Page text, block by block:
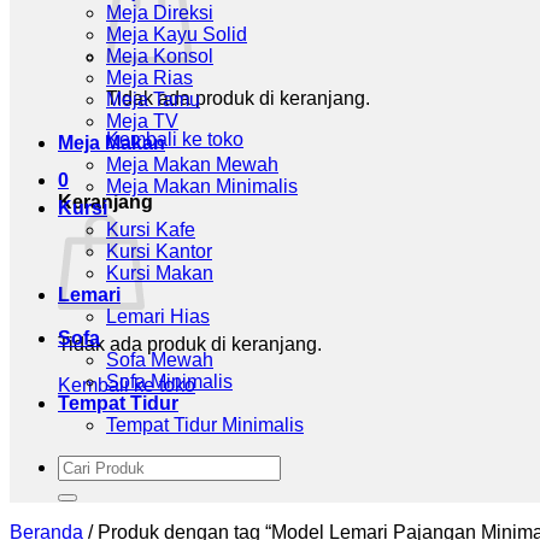
Tidak ada produk di keranjang.
Kembali ke toko
0
Keranjang
Tidak ada produk di keranjang.
Kembali ke toko
Meja Direksi
Meja Kayu Solid
Meja Konsol
Meja Rias
Meja Tamu
Meja TV
Meja Makan
Meja Makan Mewah
Meja Makan Minimalis
Kursi
Kursi Kafe
Kursi Kantor
Kursi Makan
Lemari
Lemari Hias
Sofa
Sofa Mewah
Sofa Minimalis
Tempat Tidur
Tempat Tidur Minimalis
Pencarian
untuk:
Beranda /Produk dengan tag “Model Lemari Pajangan